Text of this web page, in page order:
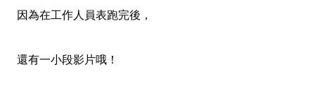
因為在工作人員表跑完後，
還有一小段影片哦！